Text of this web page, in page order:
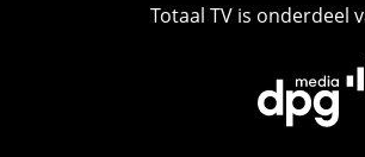
Totaal TV is onderdeel